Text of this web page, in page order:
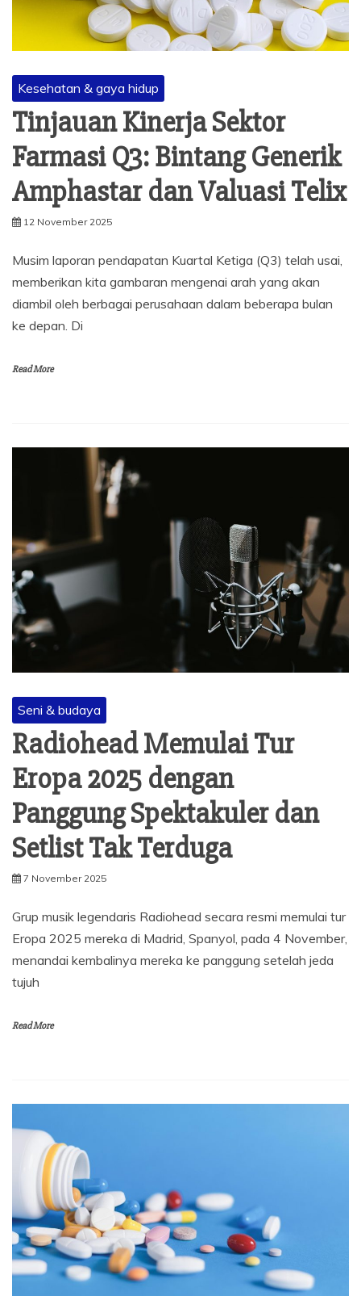
Kesehatan & gaya hidup
Tinjauan Kinerja Sektor
Farmasi Q3: Bintang Generik
Amphastar dan Valuasi Telix
12 November 2025
Musim laporan pendapatan Kuartal Ketiga (Q3) telah usai,
memberikan kita gambaran mengenai arah yang akan
diambil oleh berbagai perusahaan dalam beberapa bulan
ke depan. Di
Read More
Seni & budaya
Radiohead Memulai Tur
Eropa 2025 dengan
Panggung Spektakuler dan
Setlist Tak Terduga
7 November 2025
Grup musik legendaris Radiohead secara resmi memulai tur
Eropa 2025 mereka di Madrid, Spanyol, pada 4 November,
menandai kembalinya mereka ke panggung setelah jeda
tujuh
Read More